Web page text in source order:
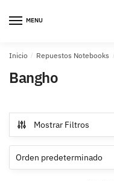
navegación
MENU
Inicio / Repuestos Notebooks /
Bangho
Mostrar Filtros